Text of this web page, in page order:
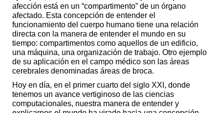
afección está en un “compartimento” de un órgano
afectado. Esta concepción de entender el
funcionamiento del cuerpo humano tiene una relación
directa con la manera de entender el mundo en su
tiempo: compartimentos como aquellos de un edificio,
una máquina, una organización de trabajo. Otro ejemplo
de su aplicación en el campo médico son las áreas
cerebrales denominadas áreas de broca.
Hoy en día, en el primer cuarto del siglo XXI, donde
tenemos un avance vertiginoso de las ciencias
computacionales, nuestra manera de entender y